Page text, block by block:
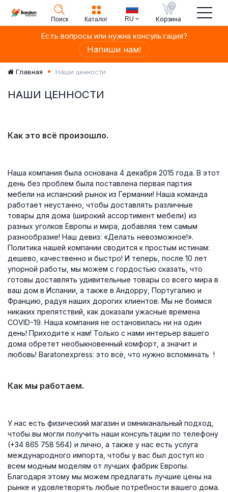
Поиск Каталог RU
0
Корзина
Есть вопросы или нужна консультация?
Напиши нам!
Главная Наши ценности
НАШИ ЦЕННОСТИ
Как это всё произошло.
Наша компания была основана 4 декабря 2015 года. В этот
день без проблем была поставлена первая партия
мебели на испанский рынок из Германии! Наша команда
работает неустанно, чтобы доставлять различные
товары для дома (широкий ассортимент мебели) из
разных уголков Европы и мира, добавляя тем самым
разнообразие! Наш девиз: «Делать невозможное!».
Политика нашей компании сводится к простым истинам:
дешево, качественно и быстро! И теперь, после 10 лет
упорной работы, мы можем с гордостью сказать, что
готовы доставлять удивительные товары со всего мира в
ваш дом в Испании, а также в Андорру, Португалию и
Францию, радуя наших дорогих клиентов. Мы не боимся
никаких препятствий, как доказали ужасные времена
COVID-19. Наша компания не остановилась ни на один
день! Приходите к нам! Только с нами интерьер вашего
дома обретет необыкновенный комфорт, а значит и
любовь! Baratonexpress: это всё, что нужно вспоминать !
Как мы работаем.
У нас есть физический магазин и омниканальный подход,
чтобы вы могли получить наши консультации по телефону
(+34 865 758 564) и лично, а также у нас есть услуга
международного импорта, чтобы у вас был доступ ко
всем модным моделям от лучших фабрик Европы.
Благодаря этому мы можем предлагать лучшие цены на
рынке и удовлетворять любые потребности вашего дома.